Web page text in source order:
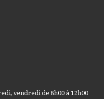
vendredi de 8h00 à 12h00